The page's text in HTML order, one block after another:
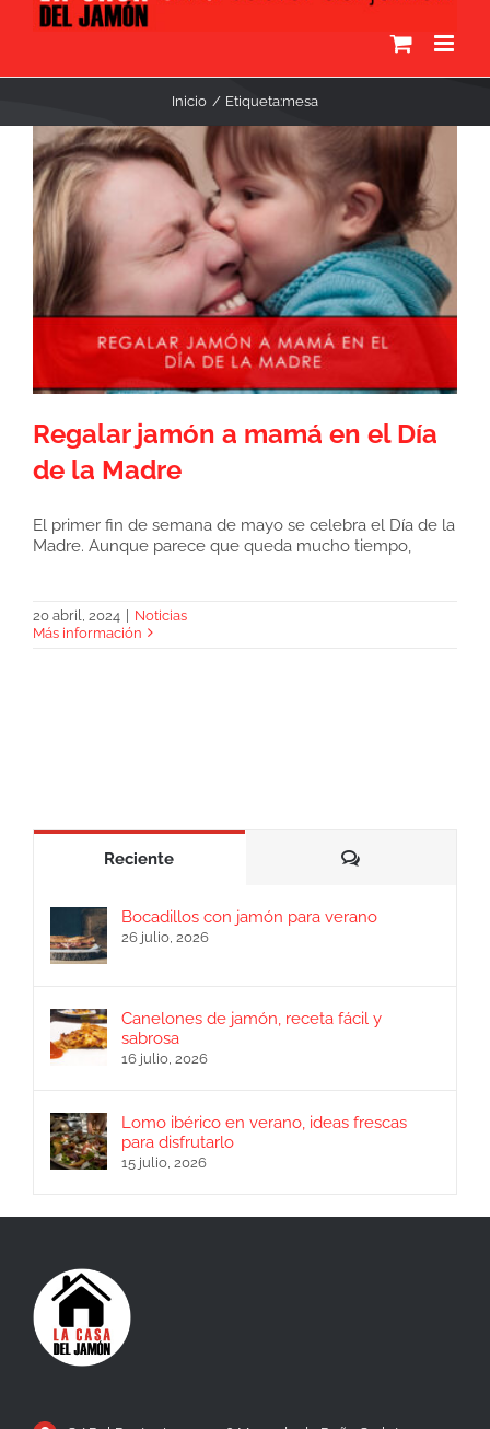
Inicio Etiqueta:mesa
Regalar jamón a mamá en el Día de la
Regalar jamón a mamá en el Día
de la Madre
El primer fin de semana de mayo se celebra el Día de la
Madre. Aunque parece que queda mucho tiempo,
20 abril, 2024
Noticias
Más información
Reciente Comentarios
Bocadillos con jamón para verano
26 julio, 2026
Canelones de jamón, receta fácil y
sabrosa
16 julio, 2026
Lomo ibérico en verano, ideas frescas
para disfrutarlo
15 julio, 2026